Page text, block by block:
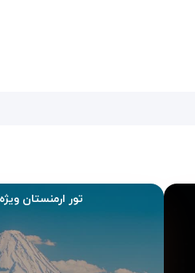
بدون دردسر در ایروان تجربه شود. این
سفر استفاده می‌شود.
تور ارمنستان ویژه ۱۷ اسفند